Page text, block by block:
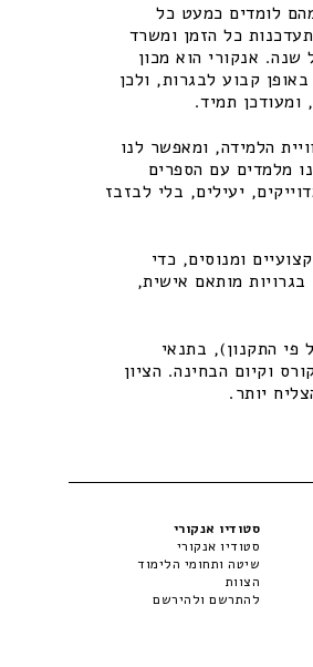
לומדים כמעט כל
כל הזמן ומשרד
אנקורי הוא מכון
קבוע לבגרות, ולכן
תמיד.
הלמידה, ומאפשר לנו
מלמדים עם הספרים
יעילים, בלי לבזבז
ומנוסים, כדי
מותאם אישית,
פי התקנון), בתנאי
של לפחות 90% בשיעורי הקורס וקיום הבחינה. הציון
יותר.
סטודיו אנקורי
סטודיו אנקורי
שיטה ותחומי הלימוד
הצוות
להתרשם ולהירשם